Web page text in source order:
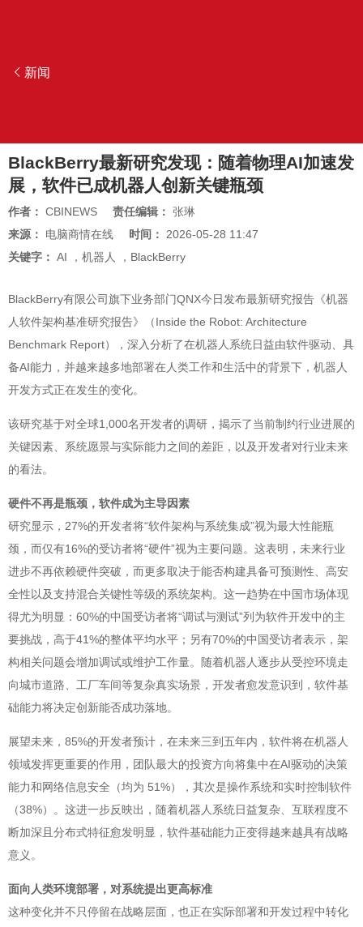
新闻
BlackBerry最新研究发现：随着物理AI加速发
展，软件已成机器人创新关键瓶颈
作者： CBINEWS 责任编辑： 张琳
来源： 电脑商情在线 时间： 2026-05-28 11:47
关键字： AI ， 机器人 ， BlackBerry
BlackBerry有限公司旗下业务部门QNX今日发布最新研究报告《机器
人软件架构基准研究报告》（Inside the Robot: Architecture
Benchmark Report），深入分析了在机器人系统日益由软件驱动、具
备AI能力，并越来越多地部署在人类工作和生活中的背景下，机器人
开发方式正在发生的变化。
该研究基于对全球1,000名开发者的调研，揭示了当前制约行业进展的
关键因素、系统愿景与实际能力之间的差距，以及开发者对行业未来
的看法。
硬件不再是瓶颈，软件成为主导因素
研究显示，27%的开发者将“软件架构与系统集成”视为最大性能瓶
颈，而仅有16%的受访者将“硬件”视为主要问题。这表明，未来行业
进步不再依赖硬件突破，而更多取决于能否构建具备可预测性、高安
全性以及支持混合关键性等级的系统架构。这一趋势在中国市场体现
得尤为明显：60%的中国受访者将“调试与测试”列为软件开发中的主
要挑战，高于41%的整体平均水平；另有70%的中国受访者表示，架
构相关问题会增加调试或维护工作量。随着机器人逐步从受控环境走
向城市道路、工厂车间等复杂真实场景，开发者愈发意识到，软件基
础能力将决定创新能否成功落地。
展望未来，85%的开发者预计，在未来三到五年内，软件将在机器人
领域发挥更重要的作用，团队最大的投资方向将集中在AI驱动的决策
能力和网络信息安全（均为 51%），其次是操作系统和实时控制软件
（38%）。这进一步反映出，随着机器人系统日益复杂、互联程度不
断加深且分布式特征愈发明显，软件基础能力正变得越来越具有战略
意义。
面向人类环境部署，对系统提出更高标准
这种变化并不只停留在战略层面，也正在实际部署和开发过程中转化